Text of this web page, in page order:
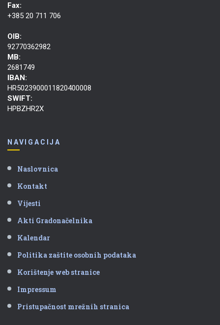
Fax:
+385 20 711 706
OIB:
92770362982
MB:
2681749
IBAN:
HR5023900011820400008
SWIFT:
HPBZHR2X
NAVIGACIJA
Naslovnica
Kontakt
Vijesti
Akti Gradonačelnika
Kalendar
Politika zaštite osobnih podataka
Korištenje web stranice
Impressum
Pristupačnost mrežnih stranica